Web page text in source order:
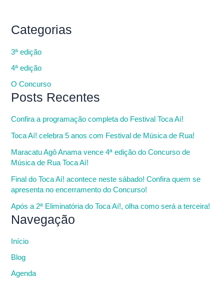
Categorias
3ª edição
4ª edição
O Concurso
Posts Recentes
Confira a programação completa do Festival Toca Aí!
Toca Aí! celebra 5 anos com Festival de Música de Rua!
Maracatu Agô Anama vence 4ª edição do Concurso de
Música de Rua Toca Aí!
Final do Toca Aí! acontece neste sábado! Confira quem se
apresenta no encerramento do Concurso!
Após a 2ª Eliminatória do Toca Aí!, olha como será a terceira!
Navegação
Início
Blog
Agenda